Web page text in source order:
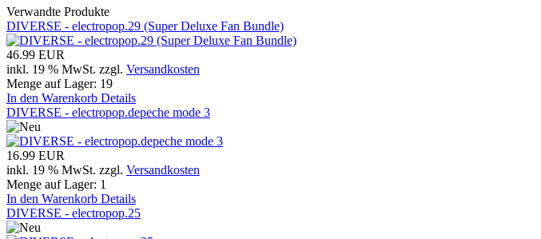
Verwandte Produkte
DIVERSE - electropop.29 (Super Deluxe Fan Bundle)
46.99 EUR
inkl. 19 % MwSt. zzgl. Versandkosten
Menge auf Lager: 19
In den Warenkorb Details
DIVERSE - electropop.depeche mode 3
16.99 EUR
inkl. 19 % MwSt. zzgl. Versandkosten
Menge auf Lager: 1
In den Warenkorb Details
DIVERSE - electropop.25